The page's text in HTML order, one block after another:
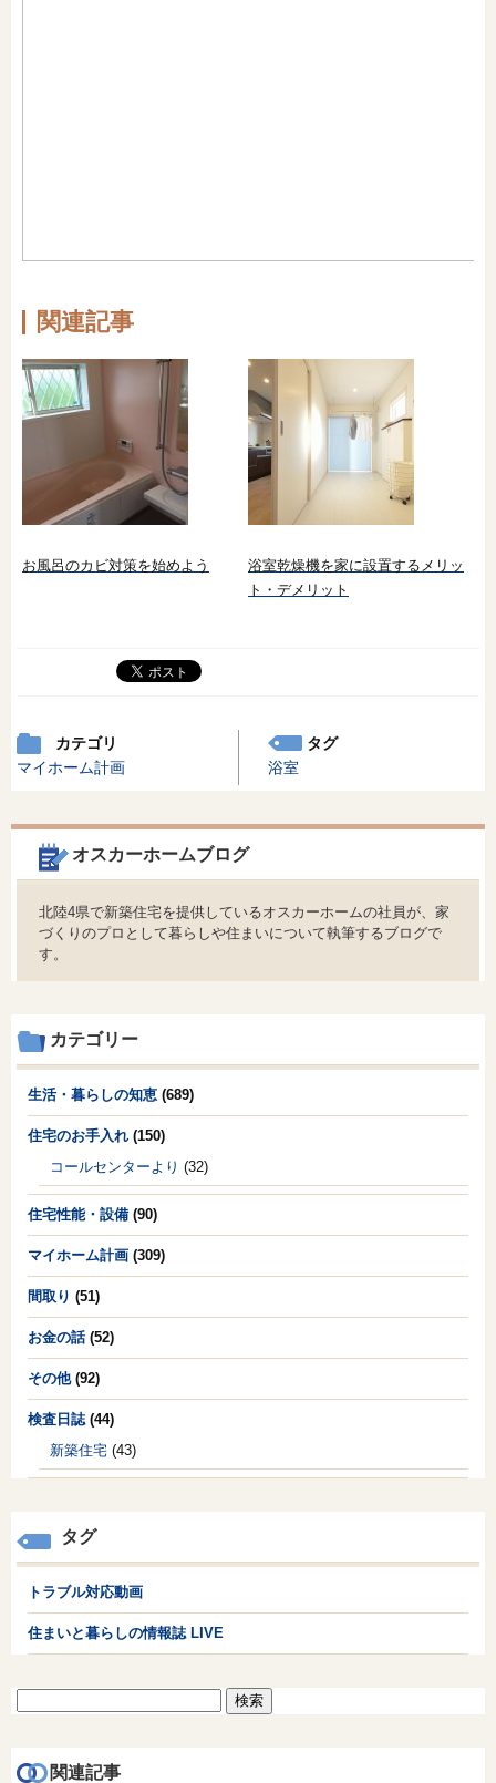
関連記事
お風呂のカビ対策を始めよう
浴室乾燥機を家に設置するメリッ
ト・デメリット
カテゴリ
マイホーム計画
タグ
浴室
オスカーホームブログ
北陸4県で新築住宅を提供しているオスカーホームの社員が、家
づくりのプロとして暮らしや住まいについて執筆するブログで
す。
カテゴリー
生活・暮らしの知恵 (689)
住宅のお手入れ (150)
コールセンターより (32)
住宅性能・設備 (90)
マイホーム計画 (309)
間取り (51)
お金の話(52)
その他(92)
検査日誌 (44)
新築住宅 (43)
タグ
トラブル対応動画
住まいと暮らしの情報誌 LIVE
索:
関連記事